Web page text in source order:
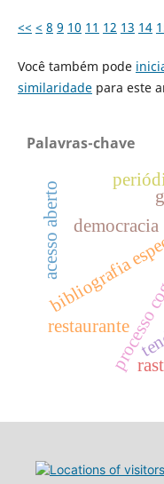
<< < 8 9 10 11 12 13 14
Você também pode
similaridadepara este
Palavras-chave
bibliografia
democracia
acesso aberto
restaurante